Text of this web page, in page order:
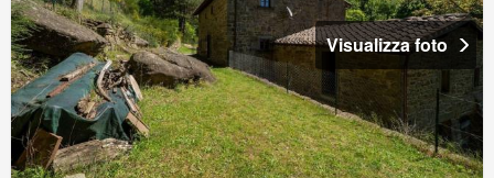
Visualizza foto